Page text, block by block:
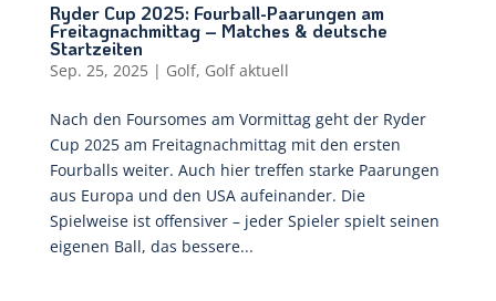
Ryder Cup 2025: Fourball-Paarungen am
Freitagnachmittag – Matches & deutsche
Startzeiten
Sep. 25, 2025| Golf, Golf aktuell
Nach den Foursomes am Vormittag geht der Ryder
Cup 2025 am Freitagnachmittag mit den ersten
Fourballs weiter. Auch hier treffen starke Paarungen
aus Europa und den USA aufeinander. Die
Spielweise ist offensiver – jeder Spieler spielt seinen
eigenen Ball, das bessere...